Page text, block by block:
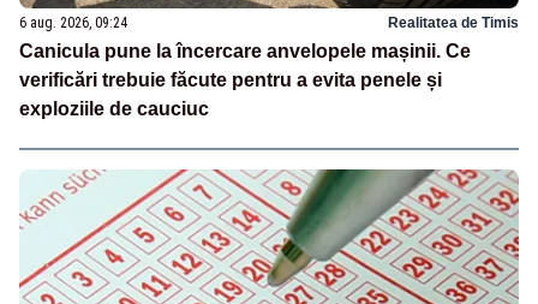
6 aug. 2026, 09:24 Realitatea de Timis
Canicula pune la încercare anvelopele mașinii. Ce
verificări trebuie făcute pentru a evita penele și
exploziile de cauciuc